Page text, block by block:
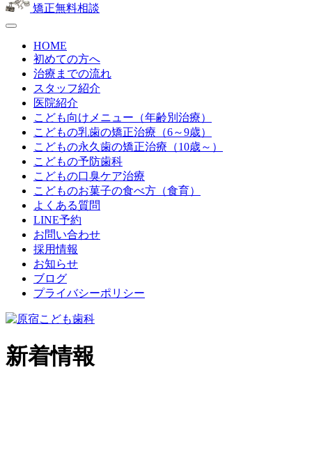
矯正無料相談
HOME
初めての方へ
治療までの流れ
スタッフ紹介
医院紹介
こども向けメニュー（年齢別治療）
こどもの乳歯の矯正治療（6～9歳）
こどもの永久歯の矯正治療（10歳～）
こどもの予防歯科
こどもの口臭ケア治療
こどものお菓子の食べ方（食育）
よくある質問
LINE予約
お問い合わせ
採用情報
お知らせ
ブログ
プライバシーポリシー
新着情報